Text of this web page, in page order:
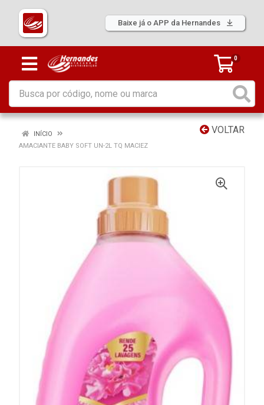
Baixe já o APP da Hernandes
0
VOLTAR
INÍCIO
AMACIANTE BABY SOFT UN-2L TQ MACIEZ